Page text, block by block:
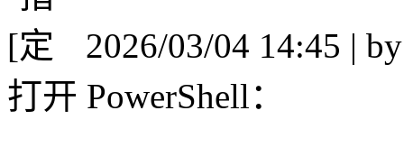
[
2026/03/04 14:45 |
打开 PowerShell：